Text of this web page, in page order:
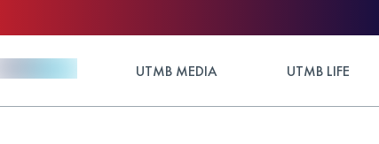
UTMB MEDIA UTMB LIFE